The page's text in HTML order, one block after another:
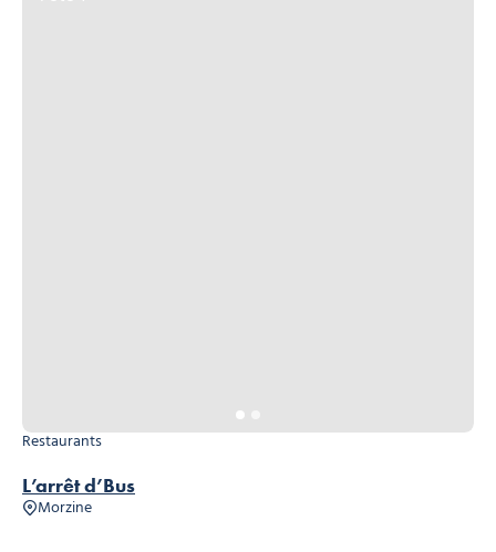
L’arrêt d’Bus
Restaurants
Morzine